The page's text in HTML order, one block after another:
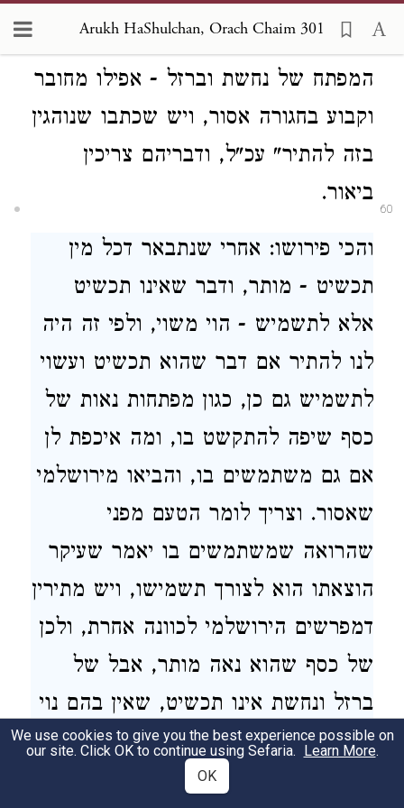
Arukh HaShulchan, Orach Chaim 301
דהבתי עינים בעצמם הם משוי. ואם
המפתח של נחשת וברזל - אפילו מחובר
וקבוע בחגורה אסור, ויש שכתבו שנוהגין
בזה להתיר" עכ"ל, ודבריהם צריכין
ביאור. 60
והכי פירושו: אחרי שנתבאר דכל מין
תכשיט - מותר, ודבר שאינו תכשיט
אלא לתשמיש - הוי משוי, ולפי זה היה
לנו להתיר אם דבר שהוא תכשיט ועשוי
לתשמיש גם כן, כגון מפתחות נאות של
כסף שיפה להתקשט בו, ומה איכפת לן
אם גם משתמשים בו, והביאו מירושלמי
שאסור. וצריך לומר הטעם מפני
שהרואה שמשתמשים בו יאמר שעיקר
הוצאתו הוא לצורך תשמישו, ויש מתירין
דמפרשים הירושלמי לכוונה אחרת, ולכן
של כסף שהוא נאה מותר, אבל של
ברזל ונחשת אינו תכשיט, שאין בהם נוי
ואסור. ולא מיבעיא אם הם בפני עצמם,
אלא אפילו מחובר וקבוע בחגורה -
We use cookies to give you the best experience possible on
our site. Click OK to continue using Sefaria. Learn More.
OK